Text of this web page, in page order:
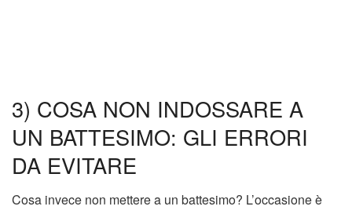
3) COSA NON INDOSSARE A
UN BATTESIMO: GLI ERRORI
DA EVITARE
Cosa invece non mettere a un battesimo? L’occasione è